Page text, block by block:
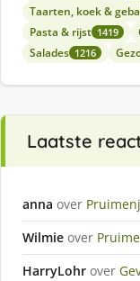
Taarten, koek &
Pasta & rijst 1419
Salades 1216
Laatste
anna over
Wilmie over
HarryLohr over